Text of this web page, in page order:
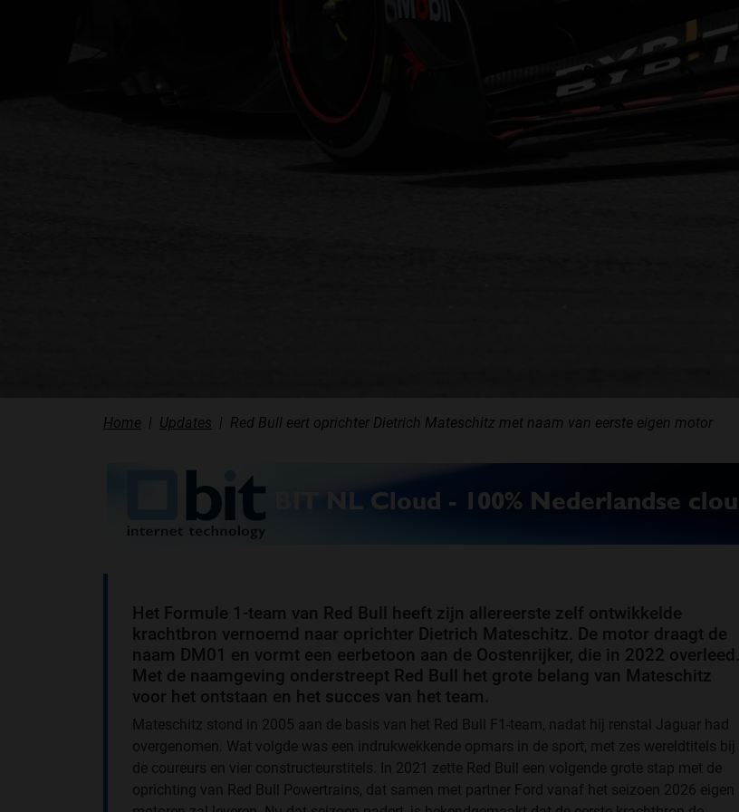
Home Updates Red Bull eert oprichter Dietrich Mateschitz met naam van eerste eigen motor
Het Formule 1-team van Red Bull heeft zijn allereerste zelf ontwikkelde
krachtbron vernoemd naar oprichter Dietrich Mateschitz. De motor draagt de
naam DM01 en vormt een eerbetoon aan de Oostenrijker, die in 2022 overleed.
Met de naamgeving onderstreept Red Bull het grote belang van Mateschitz
voor het ontstaan en het succes van het team.
Mateschitz stond in 2005 aan de basis van het Red Bull F1-team, nadat hij renstal Jaguar had
overgenomen. Wat volgde was een indrukwekkende opmars in de sport, met zes wereldtitels bij
de coureurs en vier constructeurstitels. In 2021 zette Red Bull een volgende grote stap met de
oprichting van Red Bull Powertrains, dat samen met partner Ford vanaf het seizoen 2026 eigen